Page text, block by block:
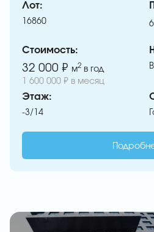
Лот:
16860
Стоимость:
32 000 ₽ м2 в год
1 600 000 ₽ в месяц
Этаж:
-3/14